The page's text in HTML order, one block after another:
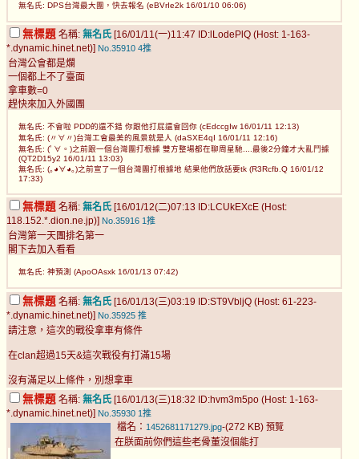
無名氏: DPS台灣最大團，快去報名 (eBVrIe2k 16/01/10 06:06)
無標題 名稱: 無名氏 [16/01/11(一)11:47 ID:lLodePlQ (Host: 1-163-
*.dynamic.hinet.net)] No.35910 4推
台灣公會都是爛
一個都上不了臺面
拿車數=0
趕快來加入外國團
無名氏: 不會啦 PDD的還不錯 你跟他打屁還會回你 (cEdccgIw 16/01/11 12:13)
無名氏: (〃∀〃)台灣工會最美的風景就是人 (daSXE4qI 16/01/11 12:16)
無名氏: (ﾟ∀。)之前跟一個台灣團打根據 雙方整場都在聊周星馳....最後2分鐘才大亂鬥據
(QT2D15y2 16/01/11 13:03)
無名氏: (｡◕∀◕｡)之前宣了一個台灣團打根據地 結果他們放話要tk (R3Rcfb.Q 16/01/12
17:33)
無標題 名稱: 無名氏 [16/01/12(二)07:13 ID:LCUkEXcE (Host:
118.152.*.dion.ne.jp)] No.35916 1推
台灣第一天團排名第一
閣下去加入看看
無名氏: 神預測 (ApoOAsxk 16/01/13 07:42)
無標題 名稱: 無名氏 [16/01/13(三)03:19 ID:ST9VbljQ (Host: 61-223-
*.dynamic.hinet.net)] No.35925 推
請注意，這次的戰役拿車有條件
在clan超過15天&這次戰役有打滿15場
沒有滿足以上條件，別想拿車
無標題 名稱: 無名氏 [16/01/13(三)18:32 ID:hvm3m5po (Host: 1-163-
*.dynamic.hinet.net)] No.35930 1推
檔名： 1452681171279.jpg-(272 KB) 預覽
在朕面前你們這些老骨董沒個能打